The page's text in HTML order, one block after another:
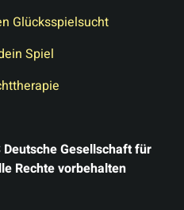
Glücksspielsucht
Spiel
Deutsche Gesellschaft für
Rechte vorbehalten